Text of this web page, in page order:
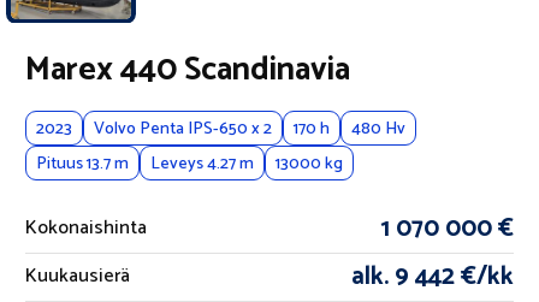
Marex 440 Scandinavia
2023 Volvo Penta IPS-650 x 2 170 h
480 Hv
Pituus 13.7 m
Leveys 4.27 m 13000 kg
Kokonaishinta 1 070 000 €
Kuukausierä alk. 9 442 €/kk